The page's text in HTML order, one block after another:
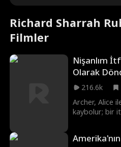
Richard Sharrah
Filmler
Nişanlım
Olarak
216.6k
Archer, Alice
kaybolur; bir
evlendirmeye